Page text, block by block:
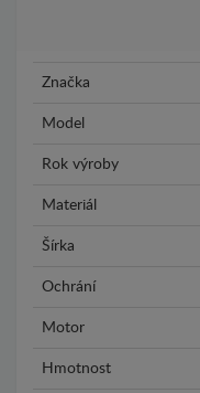
Značka
Model
Rok výroby
Materiál
Šírka
Ochrání
Motor
Hmotnost